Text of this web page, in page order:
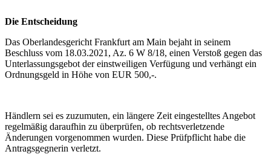
Die Entscheidung
Das Oberlandesgericht Frankfurt am Main bejaht in seinem
Beschluss vom 18.03.2021, Az. 6 W 8/18, einen Verstoß gegen das
Unterlassungsgebot der einstweiligen Verfügung und verhängt ein
Ordnungsgeld in Höhe von EUR 500,-.
Händlern sei es zuzumuten, ein längere Zeit eingestelltes Angebot
regelmäßig daraufhin zu überprüfen, ob rechtsverletzende
Änderungen vorgenommen wurden. Diese Prüfpflicht habe die
Antragsgegnerin verletzt.